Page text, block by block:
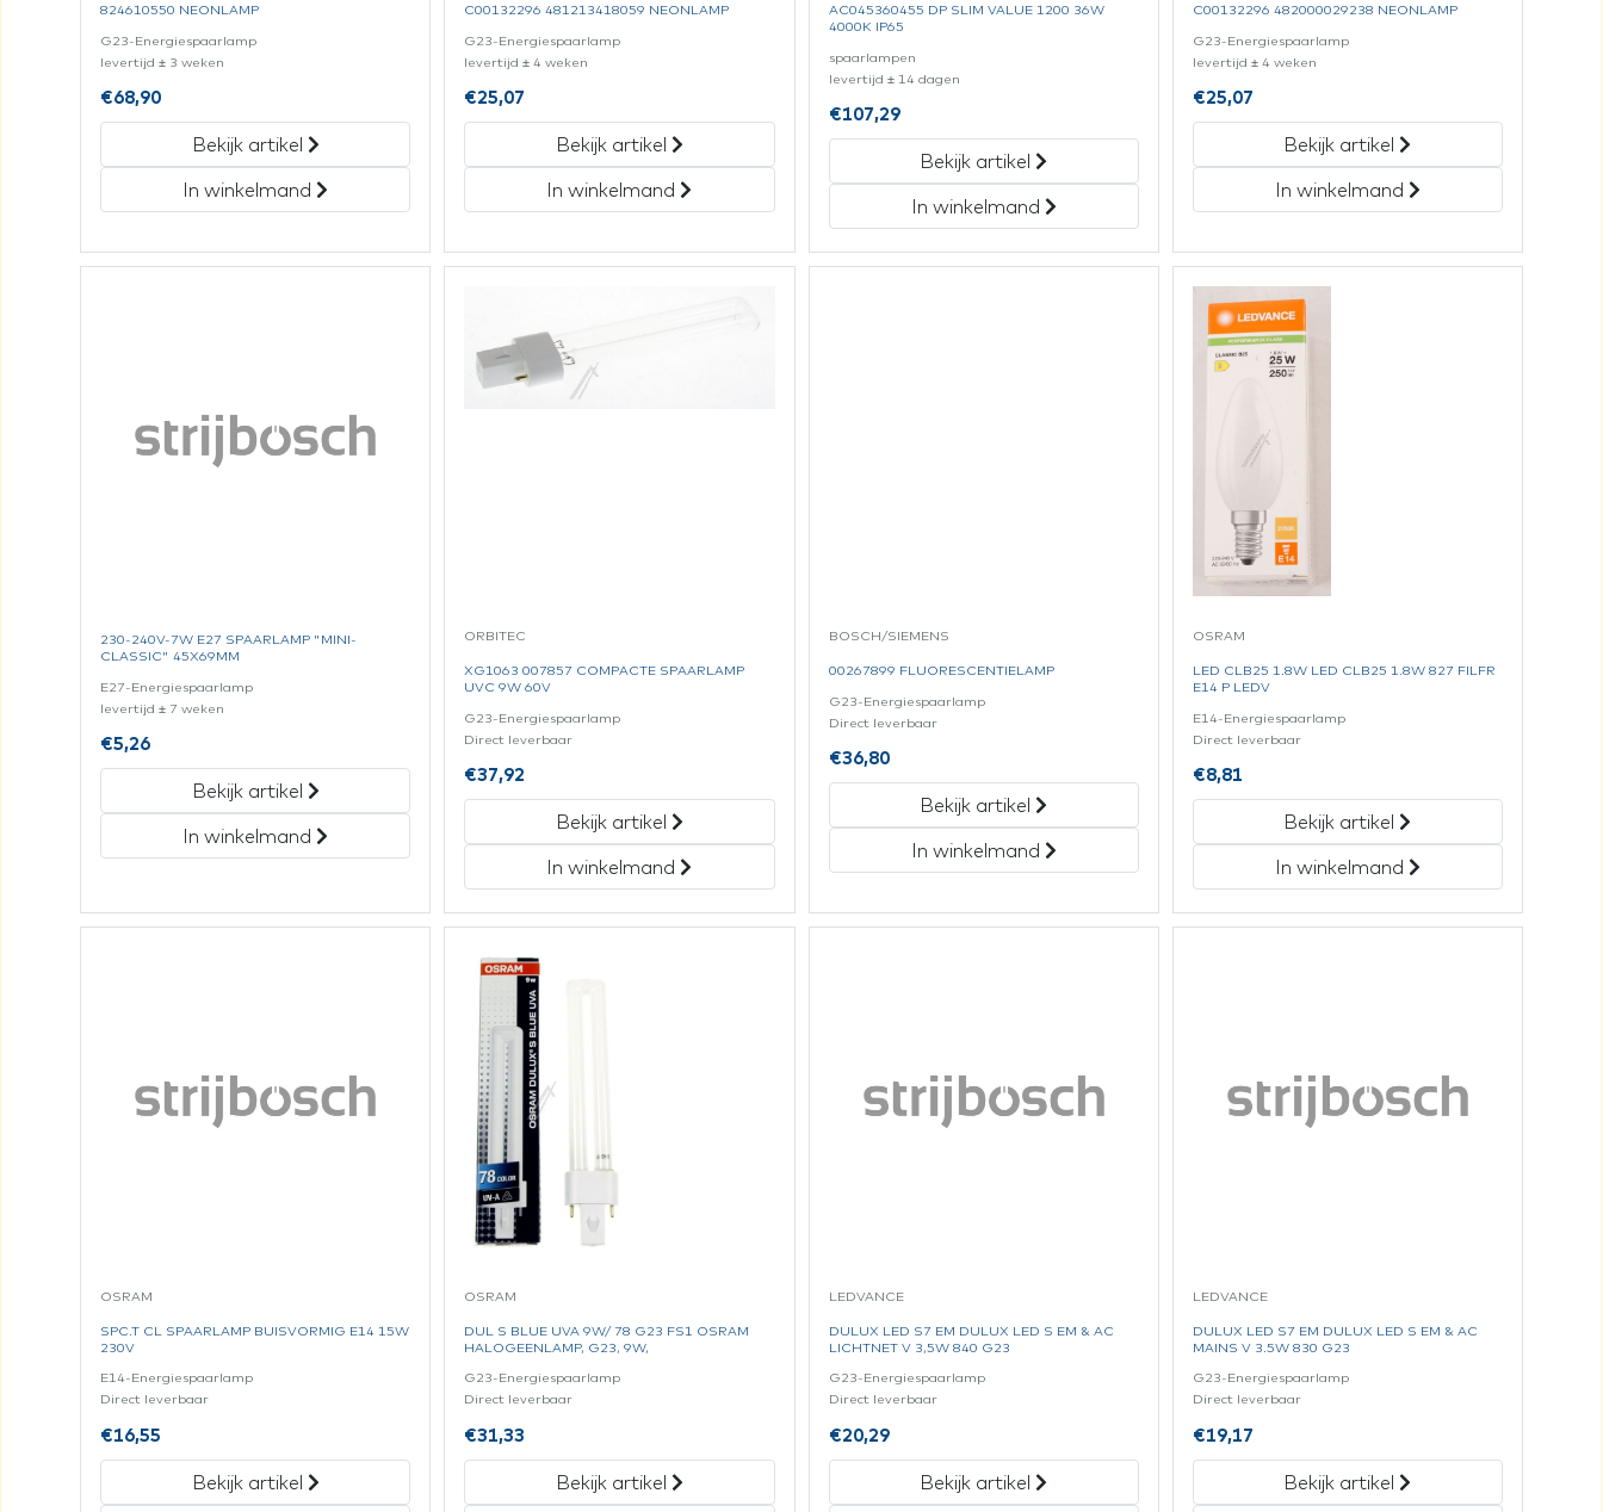
824610550 NEONLAMP
G23-Energiespaarlamp
levertijd ± 3 weken
€68,90
Bekijk artikel
In winkelmand
C00132296 481213418059 NEONLAMP
G23-Energiespaarlamp
levertijd ± 4 weken
€25,07
Bekijk artikel
In winkelmand
AC045360455 DP SLIM VALUE 1200 36W
4000K IP65
spaarlampen
levertijd ± 14 dagen
€107,29
Bekijk artikel
In winkelmand
C00132296 482000029238 NEONLAMP
G23-Energiespaarlamp
levertijd ± 4 weken
€25,07
Bekijk artikel
In winkelmand
230-240V-7W E27 SPAARLAMP "MINI-
CLASSIC" 45X69MM
E27-Energiespaarlamp
levertijd ± 7 weken
€5,26
Bekijk artikel
In winkelmand
ORBITEC
XG1063 007857 COMPACTE SPAARLAMP
UVC 9W 60V
G23-Energiespaarlamp
Direct leverbaar
€37,92
Bekijk artikel
In winkelmand
BOSCH/SIEMENS
00267899 FLUORESCENTIELAMP
G23-Energiespaarlamp
Direct leverbaar
€36,80
Bekijk artikel
In winkelmand
OSRAM
LED CLB25 1.8W LED CLB25 1.8W 827 FILFR
E14 P LEDV
E14-Energiespaarlamp
Direct leverbaar
€8,81
Bekijk artikel
In winkelmand
OSRAM
SPC.T CL SPAARLAMP BUISVORMIG E14 15W
230V
E14-Energiespaarlamp
Direct leverbaar
€16,55
Bekijk artikel
OSRAM
DUL S BLUE UVA 9W/ 78 G23 FS1 OSRAM
HALOGEENLAMP, G23, 9W,
G23-Energiespaarlamp
Direct leverbaar
€31,33
Bekijk artikel
LEDVANCE
DULUX LED S7 EM DULUX LED S EM & AC
LICHTNET V 3,5W 840 G23
G23-Energiespaarlamp
Direct leverbaar
€20,29
Bekijk artikel
LEDVANCE
DULUX LED S7 EM DULUX LED S EM & AC
MAINS V 3.5W 830 G23
G23-Energiespaarlamp
Direct leverbaar
€19,17
Bekijk artikel